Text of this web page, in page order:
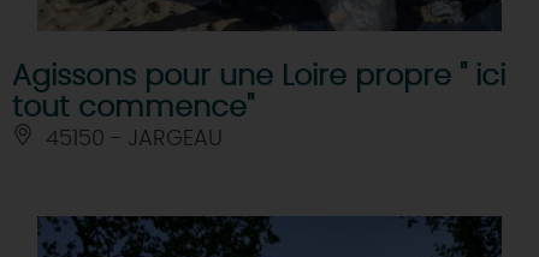
Agissons pour une Loire propre " ici
tout commence"
45150 - JARGEAU